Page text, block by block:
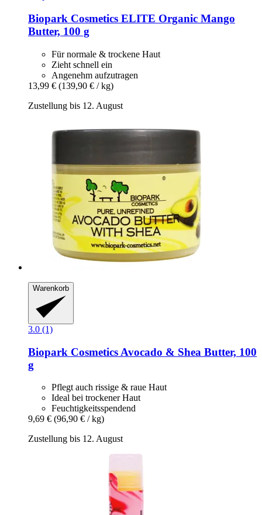
Biopark Cosmetics ELITE Organic Mango
Butter, 100 g
Für normale & trockene Haut
Zieht schnell ein
Angenehm aufzutragen
13,99 € (139,90 € / kg)
Zustellung bis 12. August
Warenkorb
3.0 (1)
Biopark Cosmetics Avocado & Shea Butter, 100
g
Pflegt auch rissige & raue Haut
Ideal bei trockener Haut
Feuchtigkeitsspendend
9,69 € (96,90 € / kg)
Zustellung bis 12. August